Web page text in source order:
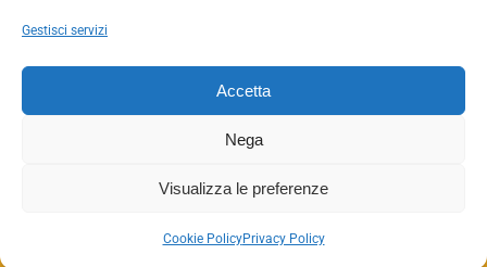
Gestisci servizi
Accetta
Nega
Visualizza le preferenze
Cookie PolicyPrivacy Policy
La Società ha inoltre adottato un proprio Codice Etico, consultabile al seguente link:
Scarica il Codice Etico
Copyright © 2024 – S.S. JUVE STABIA 1907 | P.IVA: 04246411211 | Tutti i diritti sono riservati | Made with